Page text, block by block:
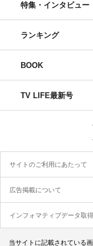
特集・インタビュー
ランキング
BOOK
TV LIFE最新号
サイトのご利用にあたって
広告掲載について
インフォマティブデータ取
当サイトに記載されている